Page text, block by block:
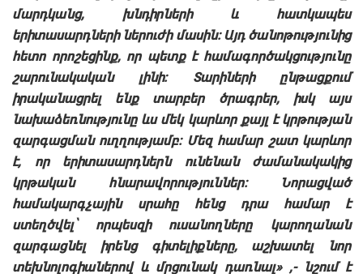
մարդկանց, խնդիրների և հատկապես
երիտասարդների ներուժի մասին։ Այդ ծանոթությունից
հետո որոշեցինք, որ պետք է համագործակցությունը
շարունակական լինի։ Տարիների ընթացքում
իրականացրել ենք տարբեր ծրագրեր, իսկ այս
նախաձեռնությունը ևս մեկ կարևոր քայլ է կրթության
զարգացման ուղղությամբ։ Մեզ համար շատ կարևոր
է, որ երիտասարդներն ունենան ժամանակակից
կրթական հնարավորություններ։ Նորացված
համակարգչային սրահը հենց դրա համար է
ստեղծվել՝ որպեսզի ուսանողները կարողանան
զարգացնել իրենց գիտելիքները, աշխատել նոր
տեխնոլոգիաներով և մրցունակ դառնալ» ,- նշում է